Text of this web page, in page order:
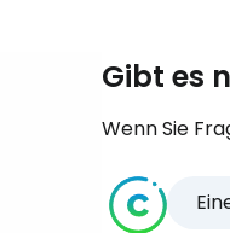
Gibt es
Wenn Sie